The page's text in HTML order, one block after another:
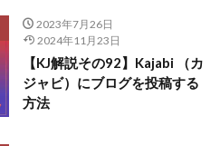
2023年7月26日
2024年11月23日
【KJ解説その92】Kajabi （カ
ジャビ）にブログを投稿する
方法